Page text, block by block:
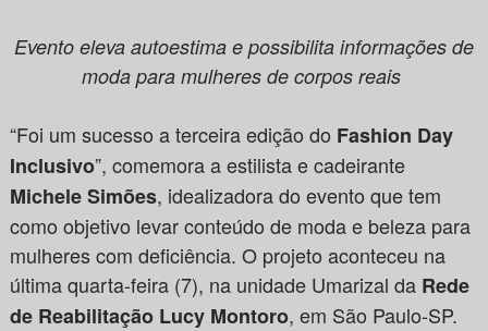
Evento eleva autoestima e possibilita informações de
moda para mulheres de corpos reais
“Foi um sucesso a terceira edição do Fashion Day
Inclusivo”, comemora a estilista e cadeirante
Michele Simões, idealizadora do evento que tem
como objetivo levar conteúdo de moda e beleza para
mulheres com deficiência. O projeto aconteceu na
última quarta-feira (7), na unidade Umarizal da Rede
de Reabilitação Lucy Montoro, em São Paulo-SP.